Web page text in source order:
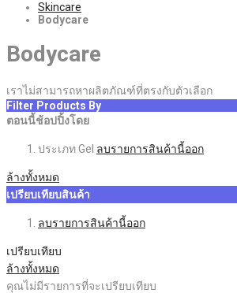
Skincare
Bodycare
Bodycare
เราไม่สามารถหาผลิตภัณฑ์ที่ตรงกับตัวเลือก
Filter Products By
ตอนนี้ช้อปปิ้งโดย
ประเภทGel ลบรายการสินค้านี้ออก
ล้างทั้งหมด
เปรียบเทียบสินค้า
ลบรายการสินค้านี้ออก
เปรียบเทียบ
ล้างทั้งหมด
คุณไม่มีรายการที่จะเปรียบเทียบ